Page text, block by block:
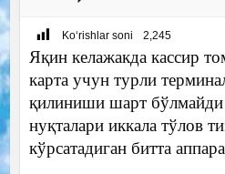
Ko‘rishlar soni 2,245
Яқин келажакда кассир
карта учун турли
қилиниши шарт бўлмайди
нуқталари иккала тўлов
кўрсатадиган битта